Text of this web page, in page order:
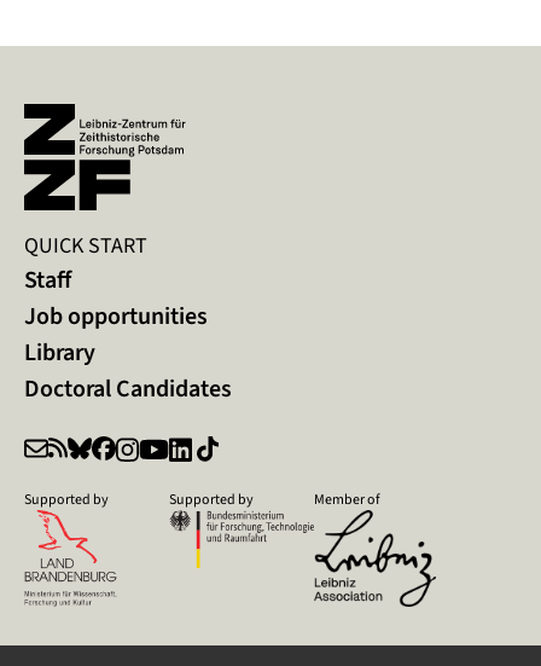
QUICK START
Staff
Job opportunities
Library
Doctoral Candidates
Supported by Supported by Member of